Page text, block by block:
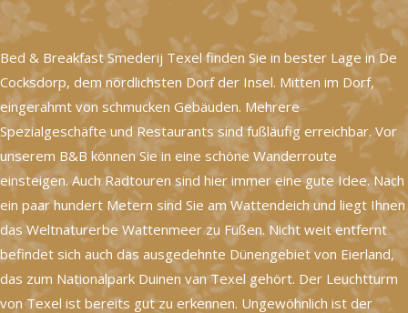
Bed & Breakfast Smederij Texel finden Sie in bester Lage in De
Cocksdorp, dem nördlichsten Dorf der Insel. Mitten im Dorf,
eingerahmt von schmucken Gebäuden. Mehrere
Spezialgeschäfte und Restaurants sind fußläufig erreichbar. Vor
unserem B&B können Sie in eine schöne Wanderroute
einsteigen. Auch Radtouren sind hier immer eine gute Idee. Nach
ein paar hundert Metern sind Sie am Wattendeich und liegt Ihnen
das Weltnaturerbe Wattenmeer zu Füßen. Nicht weit entfernt
befindet sich auch das ausgedehnte Dünengebiet von Eierland,
das zum Nationalpark Duinen van Texel gehört. Der Leuchtturm
von Texel ist bereits gut zu erkennen. Ungewöhnlich ist der